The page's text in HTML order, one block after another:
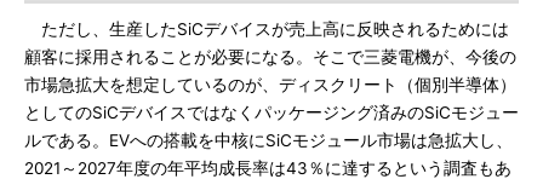
ただし、生産したSiCデバイスが売上高に反映されるためには
顧客に採用されることが必要になる。そこで三菱電機が、今後の
市場急拡大を想定しているのが、ディスクリート（個別半導体）
としてのSiCデバイスではなくパッケージング済みのSiCモジュー
ルである。EVへの搭載を中核にSiCモジュール市場は急拡大し、
2021～2027年度の年平均成長率は43％に達するという調査もあ